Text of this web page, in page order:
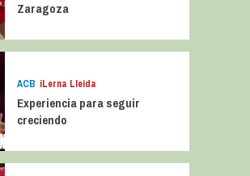
Zaragoza
ACB iLerna Lleida
Experiencia para seguir
creciendo